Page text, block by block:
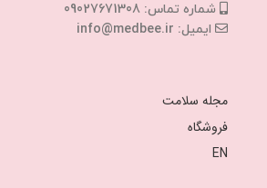
شماره تماس: 09027671308
ایمیل: info@medbee.ir
مجله سلامت
فروشگاه
EN